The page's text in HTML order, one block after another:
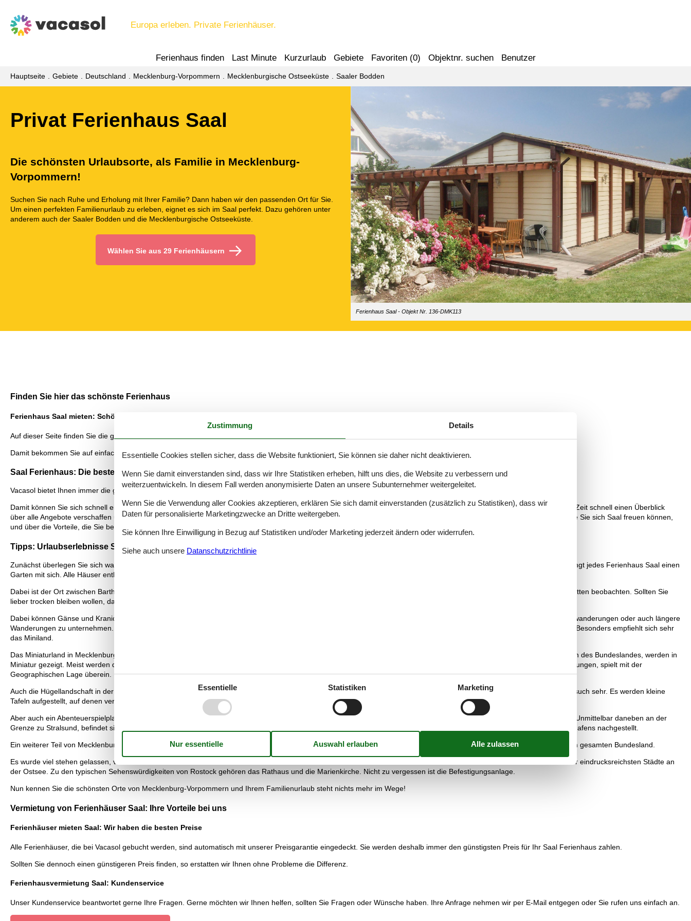
Europa erleben. Private Ferienhäuser.
Ferienhaus finden Last Minute Kurzurlaub Gebiete Favoriten (0) Objektnr. suchen Benutzer
Hauptseite Gebiete Deutschland Mecklenburg-Vorpommern Mecklenburgische Ostseeküste Saaler Bodden
Privat Ferienhaus Saal
Die schönsten Urlaubsorte, als Familie in Mecklenburg-
Vorpommern!
Suchen Sie nach Ruhe und Erholung mit Ihrer Familie? Dann haben wir den passenden Ort für Sie.
Um einen perfekten Familienurlaub zu erleben, eignet es sich im Saal perfekt. Dazu gehören unter
anderem auch der Saaler Bodden und die Mecklenburgische Ostseeküste.
Wählen Sie aus 29 Ferienhäusern
Ferienhaus Saal - Objekt Nr. 136-DMK113
Finden Sie hier das schönste Ferienhaus
Ferienhaus Saal mieten: Schöne Erlebnisse erwarten Sie
Auf dieser Seite finden Sie die größte Auswahl an Ferienhäuser Saal, sodass Sie hier innerhalb weniger Augenblicke einen Überblick über die Angebote bekommen.
Damit bekommen Sie auf einfache Art und Weise einen Überblick über die Angebote der Gegend.
Saal Ferienhaus: Die beste Auswahl
Vacasol bietet Ihnen immer die größte Auswahl an Ferienhäusern.
Damit können Sie sich schnell einen Überblick über alle Ihre Möglichkeiten machen und leicht das perfekte Ferienhaus Saal finden. Deshalb können Sie sich innerhalb kurzer Zeit schnell einen Überblick
über alle Angebote verschaffen und somit einfach das ganz richtige Ferienhaus Saal finden. Unten können Sie mehr über die unvergesslichen Urlaubserlebnisse lesen, auf die Sie sich Saal freuen können,
und über die Vorteile, die Sie bekommen, wenn Sie bei Vacasol ein vermietetes Saal Ferienhaus buchen.
Tipps: Urlaubserlebnisse Saal
Zunächst überlegen Sie sich wahrscheinlich in welches Ferienhaus Saal, Sie wollen. Dazu können wir Ihnen die Ferienhäuser Saal in Boddenperlen sehr empfehlen. Dazu bringt jedes Ferienhaus Saal einen
Garten mit sich. Alle Häuser enthalten meist auch noch eine Sauna. In der Nähe befindet sich der Dorfrand der Neuendorf-Heide.
Dabei ist der Ort zwischen Barth und Ribnitz-Damgarten. Der Saaler Bodden gehört zu den Darß-Zingster Boddenketten. Auf dem Wasser kann man wunderbar die Boddenketten beobachten. Sollten Sie
lieber trocken bleiben wollen, dann können diese auch an Land bestaunt werden. Ein besonderes Erlebnis findet im Frühjahr und im Herbst statt.
Dabei können Gänse und Kraniche bestaunt werden. Die Natur in der Saal ist atemberaubend. Es eignet sich besonders, in diesem Teil von Deutschland, Radtouren, Wasserwanderungen oder auch längere
Wanderungen zu unternehmen. Die Strandhäuser in der Saal sind meist nur 20 km von der Ostsee entfernt. Es sollten auch die Sehenswürdigkeiten nicht vergessen werden. Besonders empfiehlt sich sehr
das Miniland.
Das Miniaturland in Mecklenburg-Vorpommern ist leider nicht so einfach zu entdecken, dennoch ist es einen absoluten Ausflug wert. Alle beeindruckenden Sehenswürdigkeiten des Bundeslandes, werden in
Miniatur gezeigt. Meist werden diese in einem Maßstab von 1:25 gebaut. Dazu gehören Kirchen, Schlösser oder auch alte Bauwerke. Auch die Anordnung der kleinen Darstellungen, spielt mit der
Geographischen Lage überein.
Auch die Hügellandschaft in der Mecklenburger Schweiz, wurde nachkonstruiert. Sogar die Ostsee findet im Miniland seinen Platz. Besonders für Kinder eignet sich dieser Besuch sehr. Es werden kleine
Tafeln aufgestellt, auf denen verschiedene Aufgaben gestellt werden.
Aber auch ein Abenteuerspielplatz befindet sich im Miniaturland. In der Nähe des Ausganges zeigt sich sogar noch eine Eisenbahn, da in der Nähe noch der Modellpark liegt. Unmittelbar daneben an der
Grenze zu Stralsund, befindet sich ein Großaquarium. Es wurden mehrere Meereswelten nebeneinander gebaut. In diesem riesigen Aquarium wird die Unterwasserwelt des Hafens nachgestellt.
Ein weiterer Teil von Mecklenburg-Vorpommern ist Rostock. Rostock gehört zur größten Stadt von Mecklenburg-Vorpommern. Dieser Teil hat den beeindruckendsten Hafen im gesamten Bundesland.
Es wurde viel stehen gelassen, von früher und kann somit heute bestaunt werden. Dazu zählen alte Kirchen oder auch Wohnhäuser. Rostock zählte bereits früher zu einer der eindrucksreichsten Städte an
der Ostsee. Zu den typischen Sehenswürdigkeiten von Rostock gehören das Rathaus und die Marienkirche. Nicht zu vergessen ist die Befestigungsanlage.
Nun kennen Sie die schönsten Orte von Mecklenburg-Vorpommern und Ihrem Familienurlaub steht nichts mehr im Wege!
Vermietung von Ferienhäuser Saal: Ihre Vorteile bei uns
Ferienhäuser mieten Saal: Wir haben die besten Preise
Alle Ferienhäuser, die bei Vacasol gebucht werden, sind automatisch mit unserer Preisgarantie eingedeckt. Sie werden deshalb immer den günstigsten Preis für Ihr Saal Ferienhaus zahlen.
Sollten Sie dennoch einen günstigeren Preis finden, so erstatten wir Ihnen ohne Probleme die Differenz.
Ferienhausvermietung Saal: Kundenservice
Unser Kundenservice beantwortet gerne Ihre Fragen. Gerne möchten wir Ihnen helfen, sollten Sie Fragen oder Wünsche haben. Ihre Anfrage nehmen wir per E-Mail entgegen oder Sie rufen uns einfach an.
Zustimmung Details
Essentielle Cookies stellen sicher, dass die Website funktioniert, Sie können sie daher nicht deaktivieren.
Wenn Sie damit einverstanden sind, dass wir Ihre Statistiken erheben, hilft uns dies, die Website zu verbessern und
weiterzuentwickeln. In diesem Fall werden anonymisierte Daten an unsere Subunternehmer weitergeleitet.
Wenn Sie die Verwendung aller Cookies akzeptieren, erklären Sie sich damit einverstanden (zusätzlich zu Statistiken), dass wir
Daten für personalisierte Marketingzwecke an Dritte weitergeben.
Sie können Ihre Einwilligung in Bezug auf Statistiken und/oder Marketing jederzeit ändern oder widerrufen.
Siehe auch unsere Datanschutzrichtlinie
Essentielle Statistiken Marketing